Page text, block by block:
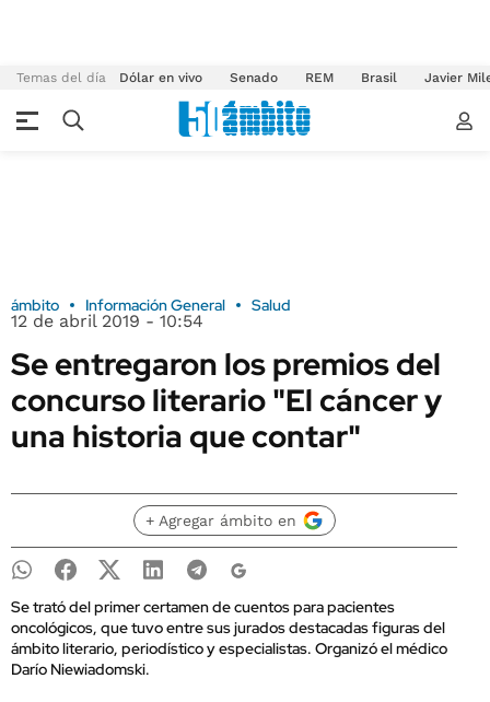
Temas del día Dólar en vivo Senado REM Brasil Javier
ámbito Información General Salud
12 de abril 2019 - 10:54
Se entregaron los premios del
concurso literario "El cáncer y
una historia que contar"
+ Agregar ámbito en
Se trató del primer certamen de cuentos para pacientes
oncológicos, que tuvo entre sus jurados destacadas figuras del
ámbito literario, periodístico y especialistas. Organizó el médico
Darío Niewiadomski.